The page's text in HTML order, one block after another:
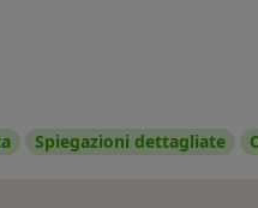
Spiegazioni dettagliate